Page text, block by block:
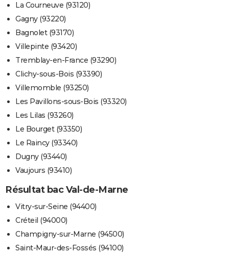
La Courneuve (93120)
Gagny (93220)
Bagnolet (93170)
Villepinte (93420)
Tremblay-en-France (93290)
Clichy-sous-Bois (93390)
Villemomble (93250)
Les Pavillons-sous-Bois (93320)
Les Lilas (93260)
Le Bourget (93350)
Le Raincy (93340)
Dugny (93440)
Vaujours (93410)
Résultat bac Val-de-Marne
Vitry-sur-Seine (94400)
Créteil (94000)
Champigny-sur-Marne (94500)
Saint-Maur-des-Fossés (94100)